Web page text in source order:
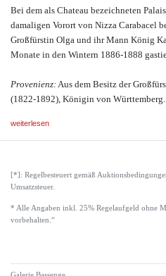
Bei dem als Chateau bezeichneten
damaligen Vorort von Nizza Carabacel
Großfürstin Olga und ihr Mann König
Monate in den Wintern 1886-1888
Provenienz: Aus dem Besitz der
(1822-1892), Königin von Württemberg.
weiterlesen
[*]: Regelbesteuert gemäß
Umsatzsteuer.
* Alle Angaben inkl. 25% Regelaufgeld ohne
vorbehalten.“